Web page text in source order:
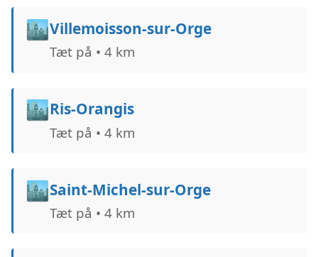
🏙️Villemoisson-sur-Orge
Tæt på • 4 km
🏙️Ris-Orangis
Tæt på • 4 km
🏙️Saint-Michel-sur-Orge
Tæt på • 4 km